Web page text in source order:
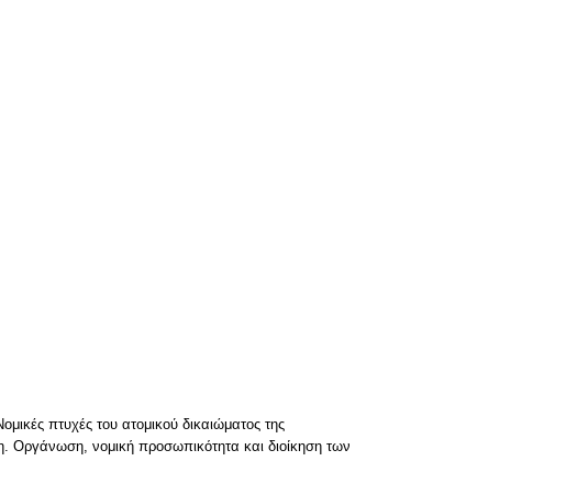
πτυχές του ατομικού δικαιώματος της
Οργάνωση, νομική προσωπικότητα και διοίκηση των